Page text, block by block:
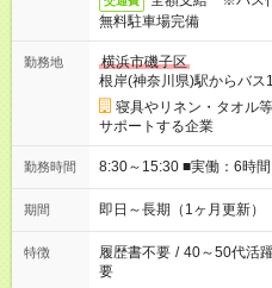
無料駐車場完備
勤務地
横浜市磯子区
根岸(神奈川県)駅からバス
寝具やリネン・タオル
サポートする企業
勤務時間 8:30～15:30 ■実働：6時
期間 即日～長期（1ヶ月更新）
特徴 履歴書不要 / 40～50代活
要